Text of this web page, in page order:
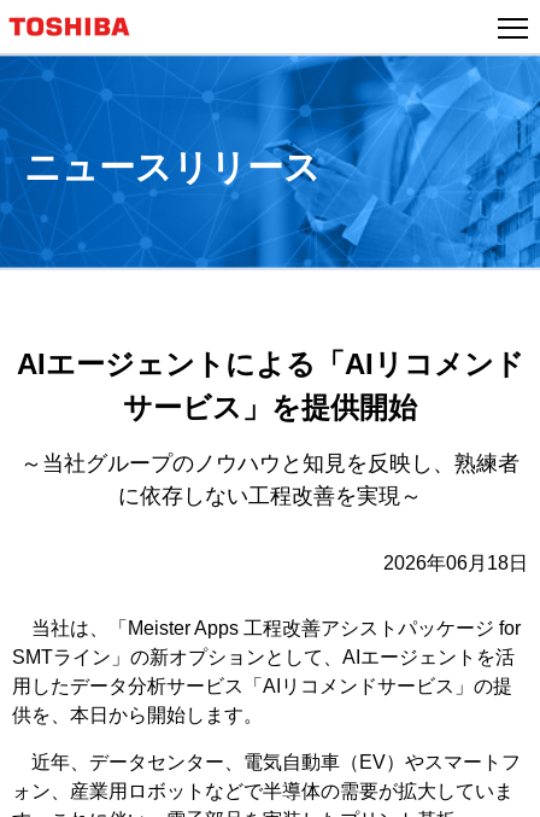
ン
プ
ニュースリリース
AIエージェントによる「AIリコメンド
サービス」を提供開始
～当社グループのノウハウと知見を反映し、熟練者
に依存しない工程改善を実現～
2026年06月18日
当社は、「Meister Apps 工程改善アシストパッケージ for
SMTライン」の新オプションとして、AIエージェントを活
用したデータ分析サービス「AIリコメンドサービス」の提
供を、本日から開始します。
近年、データセンター、電気自動車（EV）やスマートフ
ォン、産業用ロボットなどで半導体の需要が拡大していま